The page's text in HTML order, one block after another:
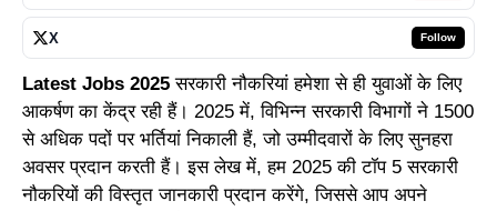
X Follow
Latest Jobs 2025सरकारी नौकरियां हमेशा से ही युवाओं के लिए
आकर्षण का केंद्र रही हैं। 2025 में, विभिन्न सरकारी विभागों ने 1500
से अधिक पदों पर भर्तियां निकाली हैं, जो उम्मीदवारों के लिए सुनहरा
अवसर प्रदान करती हैं। इस लेख में, हम 2025 की टॉप 5 सरकारी
नौकरियों की विस्तृत जानकारी प्रदान करेंगे, जिससे आप अपने